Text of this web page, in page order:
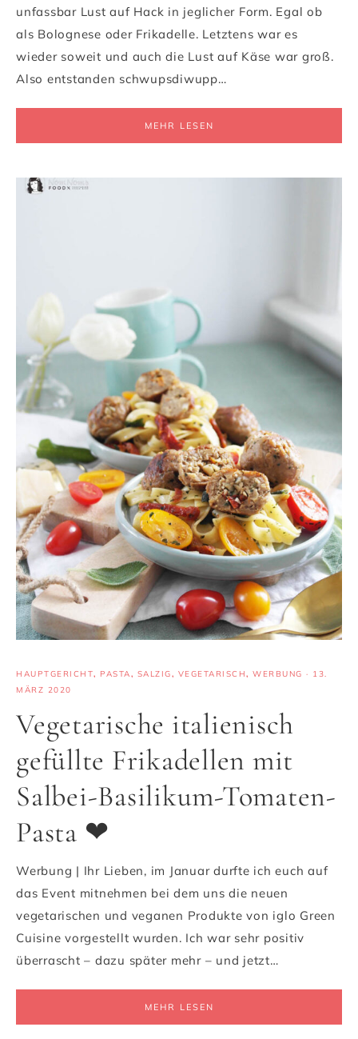
unfassbar Lust auf Hack in jeglicher Form. Egal ob
als Bolognese oder Frikadelle. Letztens war es
wieder soweit und auch die Lust auf Käse war groß.
Also entstanden schwupsdiwupp…
MEHR LESEN
HAUPTGERICHT, PASTA, SALZIG, VEGETARISCH, WERBUNG · 13.
MÄRZ 2020
Vegetarische italienisch
gefüllte Frikadellen mit
Salbei-Basilikum-Tomaten-
Pasta ❤
Werbung | Ihr Lieben, im Januar durfte ich euch auf
das Event mitnehmen bei dem uns die neuen
vegetarischen und veganen Produkte von iglo Green
Cuisine vorgestellt wurden. Ich war sehr positiv
überrascht – dazu später mehr – und jetzt…
MEHR LESEN